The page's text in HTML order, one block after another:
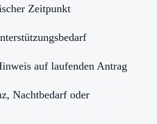
Zeitpunkt
auf laufenden Antrag
Nachtbedarf oder